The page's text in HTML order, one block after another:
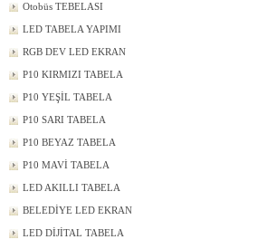
Otobüs TEBELASI
LED TABELA YAPIMI
RGB DEV LED EKRAN
P10 KIRMIZI TABELA
P10 YEŞİL TABELA
P10 SARI TABELA
P10 BEYAZ TABELA
P10 MAVİ TABELA
LED AKILLI TABELA
BELEDİYE LED EKRAN
LED DİJİTAL TABELA